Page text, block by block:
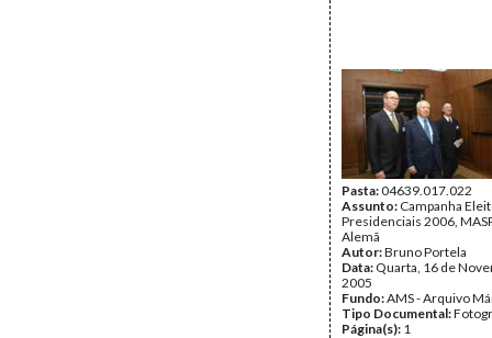
Pasta:04639.017.022
Assunto: Campanha
Presidenciais 2006,
Alemã
Autor:Bruno Portela
Data: Quarta, 16 de
2005
Fundo:AMS - Arquivo
Tipo Documental:
Página(s): 1